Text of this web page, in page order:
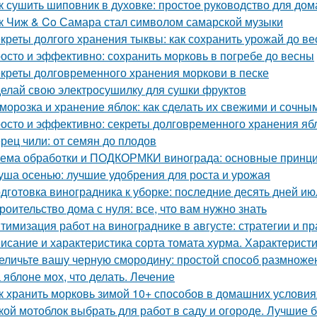
сушить шиповник в духовке: простое руководство для
Чиж & Co Самара стал символом самарской музыки
долгого хранения тыквы: как сохранить урожай до
и эффективно: сохранить морковь в погребе до весны
долговременного хранения моркови в песке
свою электросушилку для сушки фруктов
и хранение яблок: как сделать их свежими и
и эффективно: секреты долговременного хранения
чили: от семян до плодов
обработки и ПОДКОРМКИ винограда: основные
осенью: лучшие удобрения для роста и урожая
виноградника к уборке: последние десять дней
дома с нуля: все, что вам нужно знать
работ на винограднике в августе: стратегии и
и характеристика сорта томата хурма.
вашу черную смородину: простой способ
мох, что делать. Лечение
хранить морковь зимой 10+ способов в домашних
мотоблок выбрать для работ в саду и огороде. Лучшие